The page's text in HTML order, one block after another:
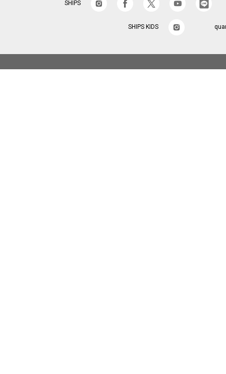
SHIPS
SHIPS KIDS